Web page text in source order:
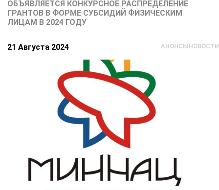
ОБЪЯВЛЯЕТСЯ КОНКУРСНОЕ РАСПРЕДЕЛЕНИЕ
ГРАНТОВ В ФОРМЕ СУБСИДИЙ ФИЗИЧЕСКИМ
ЛИЦАМ В 2024 ГОДУ
21 Августа 2024 АНОНСЫНОВОСТИ